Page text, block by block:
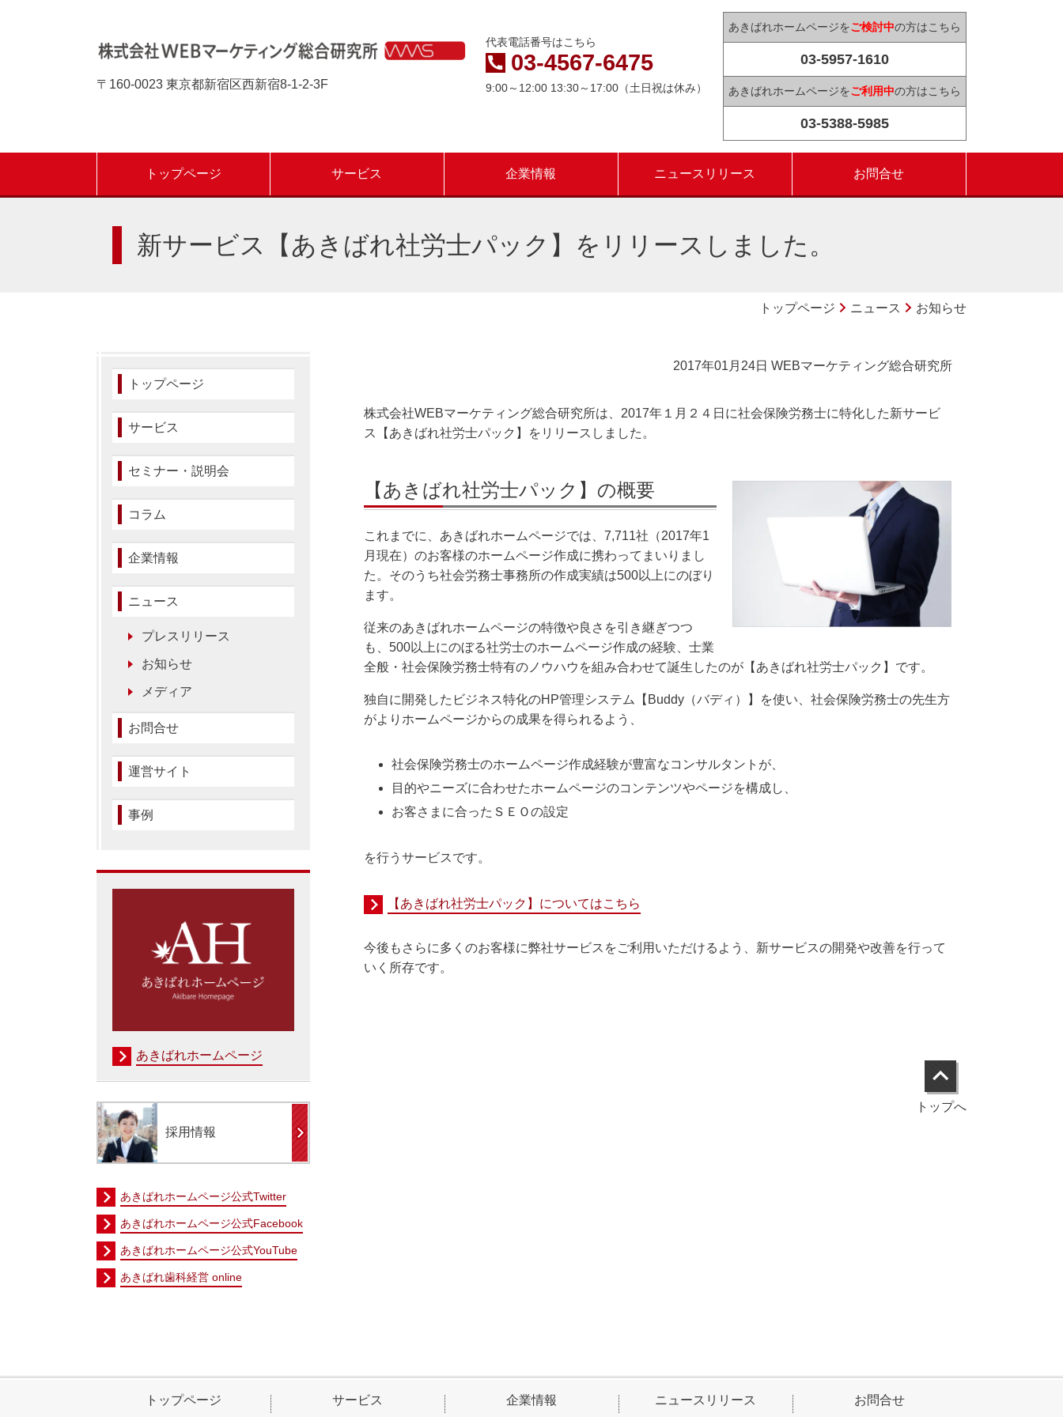
〒160-0023 東京都新宿区西新宿8-1-2-3F
代表電話番号はこちら
03-4567-6475
9:00～12:00 13:30～17:00（土日祝は休み）
あきばれホームページをご検討中の方はこちら
03-5957-1610
あきばれホームページをご利用中の方はこちら
03-5388-5985
トップページ サービス 企業情報 ニュースリリース お問合せ
新サービス【あきばれ社労士パック】をリリースしました。
トップページ ニュース お知らせ
2017年01月24日 WEBマーケティング総合研究所
株式会社WEBマーケティング総合研究所は、2017年１月２４日に社会保険労務士に特化した新サービ
ス【あきばれ社労士パック】をリリースしました。
【あきばれ社労士パック】の概要
これまでに、あきばれホームページでは、7,711社（2017年1
月現在）のお客様のホームページ作成に携わってまいりまし
た。そのうち社会労務士事務所の作成実績は500以上にのぼり
ます。
従来のあきばれホームページの特徴や良さを引き継ぎつつ
も、500以上にのぼる社労士のホームページ作成の経験、士業
全般・社会保険労務士特有のノウハウを組み合わせて誕生したのが【あきばれ社労士パック】です。
独自に開発したビジネス特化のHP管理システム【Buddy（バディ）】を使い、社会保険労務士の先生方
がよりホームページからの成果を得られるよう、
社会保険労務士のホームページ作成経験が豊富なコンサルタントが、
目的やニーズに合わせたホームページのコンテンツやページを構成し、
お客さまに合ったＳＥＯの設定
を行うサービスです。
【あきばれ社労士パック】についてはこちら
今後もさらに多くのお客様に弊社サービスをご利用いただけるよう、新サービスの開発や改善を行って
いく所存です。
トップへ
トップページ
サービス
セミナー・説明会
コラム
企業情報
ニュース
プレスリリース
お知らせ
メディア
お問合せ
運営サイト
事例
あきばれホームページ
採用情報
あきばれホームページ公式Twitter
あきばれホームページ公式Facebook
あきばれホームページ公式YouTube
あきばれ歯科経営 online
トップページ サービス 企業情報 ニュースリリース お問合せ